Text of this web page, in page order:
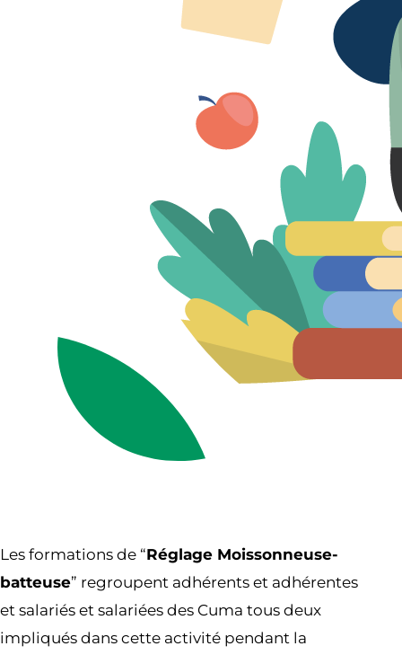
Les formations de “Réglage Moissonneuse-
batteuse” regroupent adhérents et adhérentes
et salariés et salariées des Cuma tous deux
impliqués dans cette activité pendant la